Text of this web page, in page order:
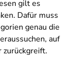
gilt es
Dafür muss
genau die
auf